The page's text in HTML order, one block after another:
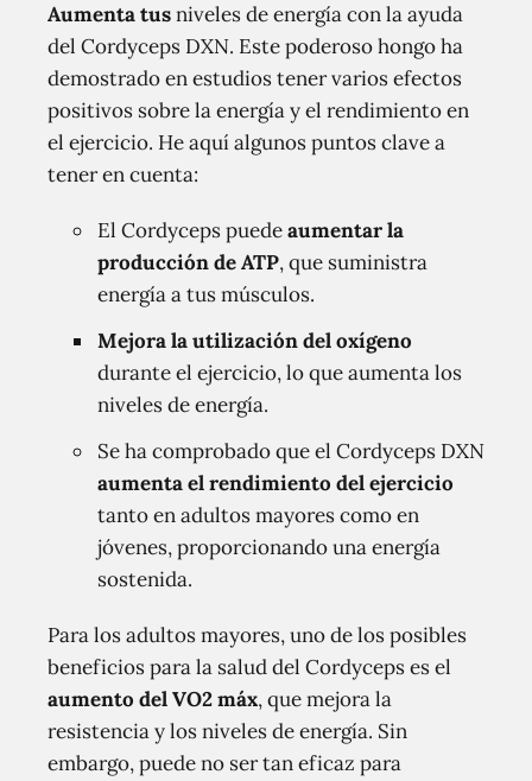
Aumenta tusniveles de energía con la ayuda
del Cordyceps DXN. Este poderoso hongo ha
demostrado en estudios tener varios efectos
positivos sobre la energía y el rendimiento en
el ejercicio. He aquí algunos puntos clave a
tener en cuenta:
El Cordyceps puedeaumentar la
producción de ATP, que suministra
energía a tus músculos.
Mejora la utilización del oxígeno
durante el ejercicio, lo que aumenta los
niveles de energía.
Se ha comprobado que el Cordyceps DXN
aumenta el rendimiento del ejercicio
tanto en adultos mayores como en
jóvenes, proporcionando una energía
sostenida.
Para los adultos mayores, uno de los posibles
beneficios para la salud del Cordyceps es el
aumento del VO2 máx, que mejora la
resistencia y los niveles de energía. Sin
embargo, puede no ser tan eficaz para